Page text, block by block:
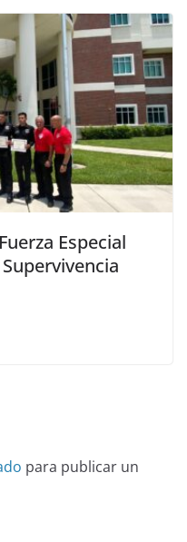
Especial
para publicar un